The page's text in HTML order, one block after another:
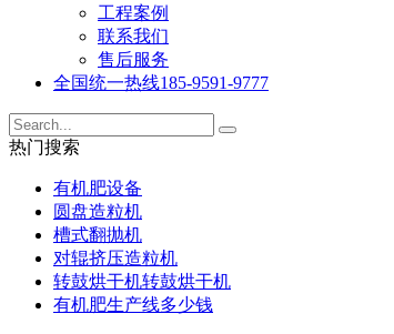
工程案例
联系我们
售后服务
全国统一热线185-9591-9777
热门搜索
有机肥设备
圆盘造粒机
槽式翻抛机
对辊挤压造粒机
转鼓烘干机转鼓烘干机
有机肥生产线多少钱